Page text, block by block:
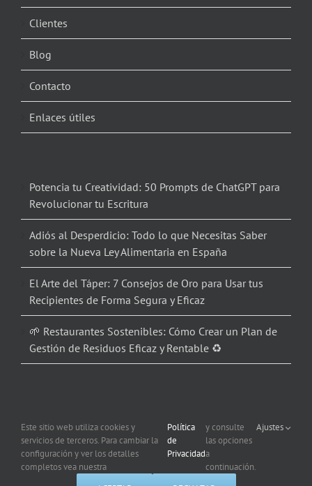
Clientes
Blog
Contacto
Enlaces útiles
Potencia tu Creatividad: 50 Prompts de ChatGPT para
Revolucionar tu Escritura
Adiós al Desperdicio: Todo lo que Necesitas Saber
sobre la Nueva Ley Alimentaria en España
El Arte del Táper: 7 Consejos de Oro para Usar tus
Recipientes de Forma Segura y Eficaz
🌱 Restaurantes Sostenibles: Cómo Crear un Plan de
Gestión de Residuos Eficaz y Rentable ♻️
Copyright 2012 – 2026 Corporación Informática | Todos los derechos
reservados |Política de Privacidad | Uso de Cookies
Este sitio web utiliza cookies y
servicios de terceros. Para cambiar la
configuración y ver los detalles
completos vea nuestra
Política
de
Privacidad
y consulte
las opciones
a
continuación.
Ajustes